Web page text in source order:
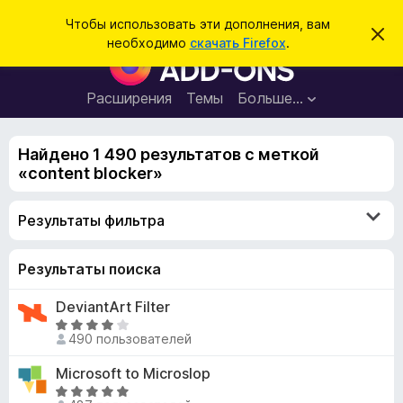
Чтобы использовать эти дополнения, вам
необходимо скачать Firefox.
С
э
о
Д
о
п
о
н
а
Расширения Темы Больше…
и
Найдено 1 490 результатов с меткой
«content blocker»
Результаты фильтра
Результаты поиска
DeviantArt Filter
О
ц
е
н
490 пользователей
Microsoft to Microslop
О